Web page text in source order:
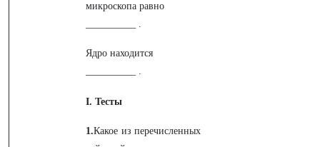
микроскопа равно
__________ .
Ядро находится
__________ .
I. Тесты
1.Какое из перечисленных